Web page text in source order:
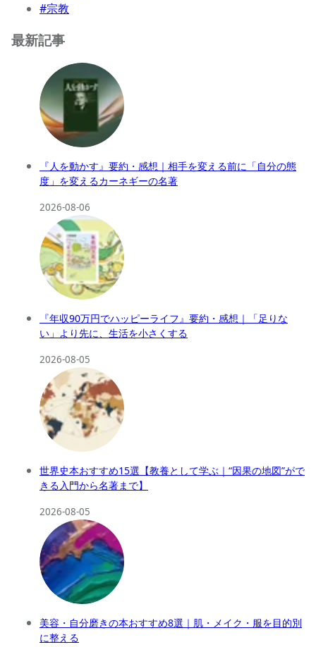
#宗教
最新記事
『人を動かす』要約・感想｜相手を変える前に「自分の態
度」を変えるカーネギーの名著
2026-08-06
『年収90万円でハッピーライフ』要約・感想｜「足りな
い」より先に、生活を小さくする
2026-08-05
世界史本おすすめ15選【教養として学ぶ｜“因果の地図”がで
きる入門から名著まで】
2026-08-05
美容・自分磨きの本おすすめ8選｜肌・メイク・服を目的別
に整える